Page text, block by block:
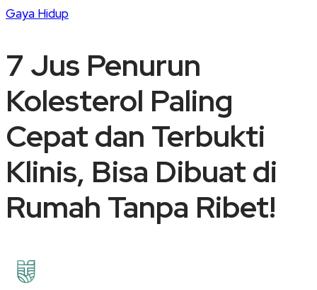
Gaya Hidup
7 Jus Penurun
Kolesterol Paling
Cepat dan Terbukti
Klinis, Bisa Dibuat di
Rumah Tanpa Ribet!